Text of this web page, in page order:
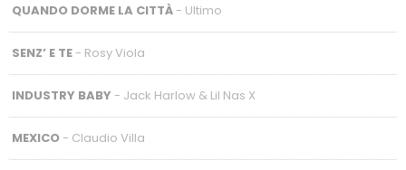
QUANDO DORME LA CITTÀ- Ultimo
SENZ’ E TE- Rosy Viola
INDUSTRY BABY - Jack Harlow & Lil Nas X
MEXICO- Claudio Villa